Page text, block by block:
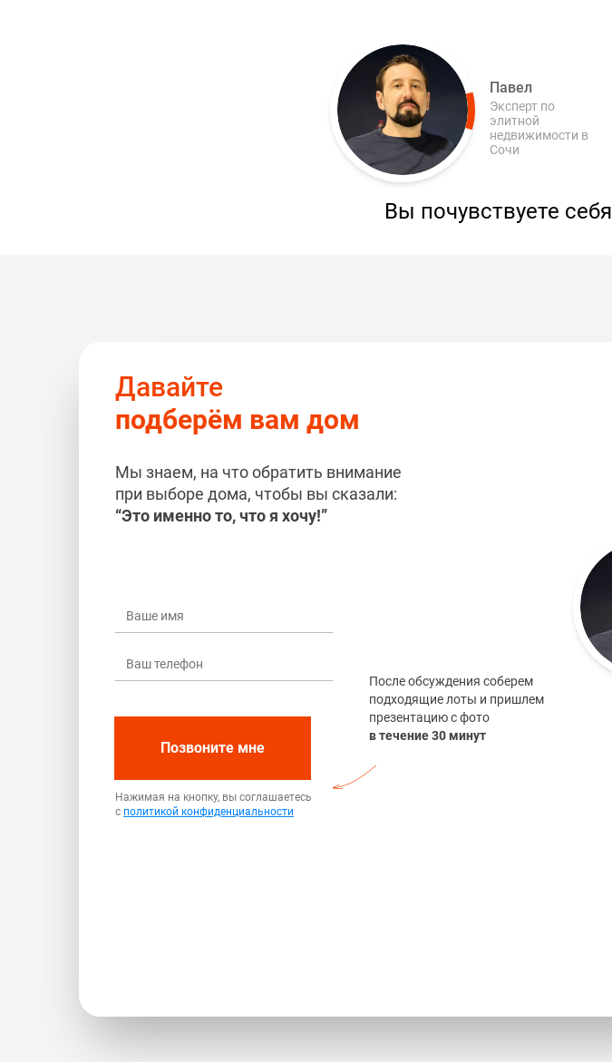
Павел
Эксперт по
элитной
недвижимости в
Сочи
Вы почувствуете себя
Давайте
подберём вам дом
Мы знаем, на что обратить внимание
при выборе дома, чтобы вы сказали:
“Это именно то, что я хочу!”
Позвоните мне
Нажимая на кнопку, вы соглашаетесь
с политикой конфиденциальности
После обсуждения соберем
подходящие лоты и пришлем
презентацию с фото
в течение 30 минут